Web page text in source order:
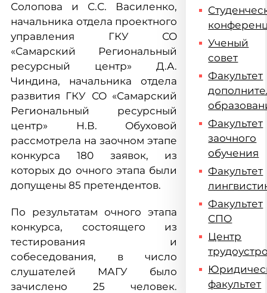
Солопова и С.С. Василенко,
начальника отдела проектного
управления ГКУ СО
«Самарский Региональный
ресурсный центр» Д.А.
Чиндина, начальника отдела
развития ГКУ СО «Самарский
Региональный ресурсный
центр» Н.В. Обуховой
рассмотрела на заочном этапе
конкурса 180 заявок, из
которых до очного этапа были
допущены 85 претендентов.
По результатам очного этапа
конкурса, состоящего из
тестирования и
собеседования, в число
слушателей МАГУ было
зачислено 25 человек.
Ученый
совет
Факультет
Факультет
заочного
обучения
Факультет
Факультет
СПО
Центр
факультет